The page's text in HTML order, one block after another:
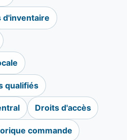
d'inventaire
qualifiés
Droits d'accès
commande